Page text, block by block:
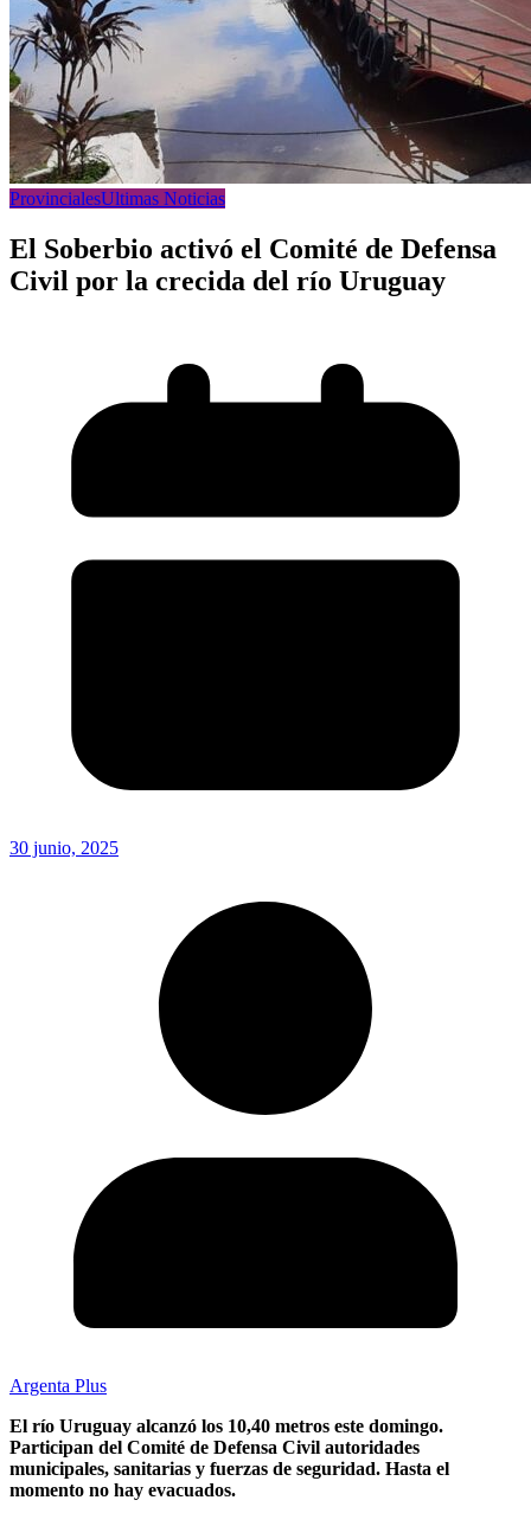
ProvincialesUltimas Noticias
El Soberbio activó el Comité de Defensa
Civil por la crecida del río Uruguay
30 junio, 2025
Argenta Plus
El río Uruguay alcanzó los 10,40 metros este domingo.
Participan del Comité de Defensa Civil autoridades
municipales, sanitarias y fuerzas de seguridad. Hasta el
momento no hay evacuados.